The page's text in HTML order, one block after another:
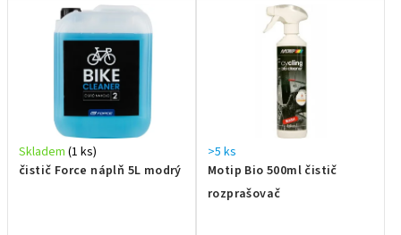
čistič Force náplň 5L modrý
Skladem (1 ks)
Motip Bio 500ml čistič
rozprašovač
>5 ks